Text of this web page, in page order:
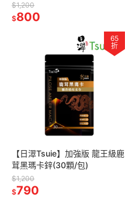
$1,200
$800
65
折
【日濢Tsuie】加強版 龍王級鹿
茸黑瑪卡鋅(30顆/包)
$1,200
$790